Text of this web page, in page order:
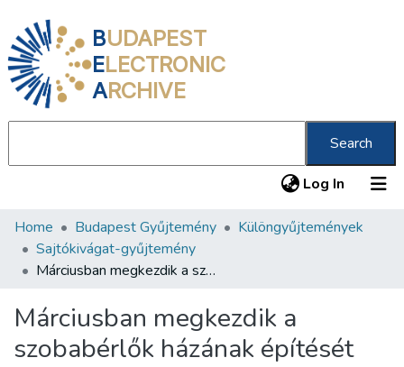
BUDAPEST
ELECTRONIC
ARCHIVE
Search
Log In (current)
Communities & Collections
All of DSpace
About us
Home Budapest Gyűjtemény
Különgyűjtemények
Sajtókivágat-gyűjtemény
Márciusban megkezdik a szobabérlők házának építését
Márciusban megkezdik a
szobabérlők házának építését